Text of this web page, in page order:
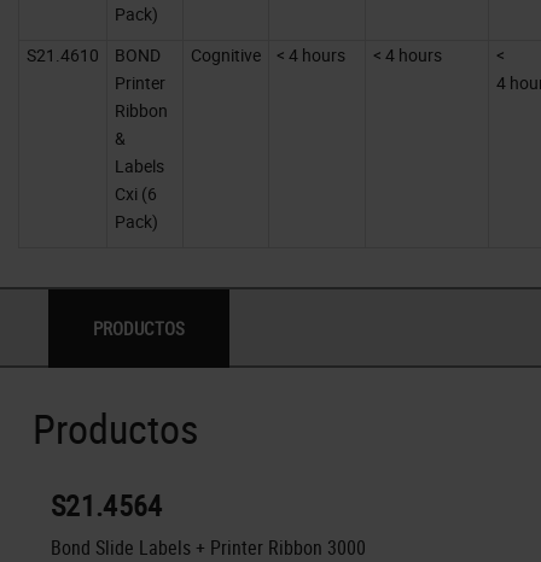
Pack)
S21.4610
BOND
Printer
Ribbon
&
Labels
Cxi (6
Pack)
Cognitive < 4 hours < 4 hours
<
4
PRODUCTOS
Productos
S21.4564
Bond Slide Labels + Printer Ribbon 3000